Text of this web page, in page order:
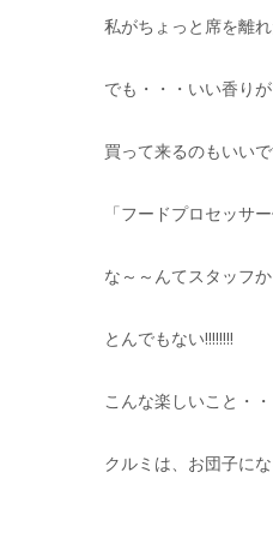
私がちょっと席を離
でも・・・いい香
買って来るのもいい
「フードプロセッサ
な～～んてスタッフ
とんでもない!!!!!!!!
こんな楽しいこと・
クルミは、お団子に